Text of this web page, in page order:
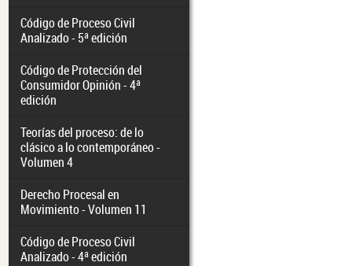
Código de Proceso Civil
Analizado - 5ª edición
Código de Protección del
Consumidor Opinión - 4ª
edición
Teorías del proceso: de lo
clásico a lo contemporáneo -
Volumen 4
Derecho Procesal en
Movimiento - Volumen 11
Código de Proceso Civil
Analizado - 4ª edición